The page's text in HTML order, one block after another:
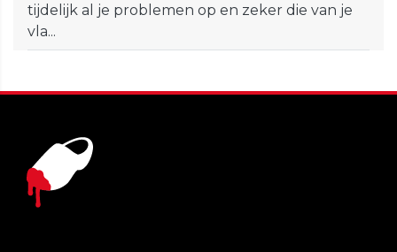
tijdelijk al je problemen op en zeker die van je
vla...